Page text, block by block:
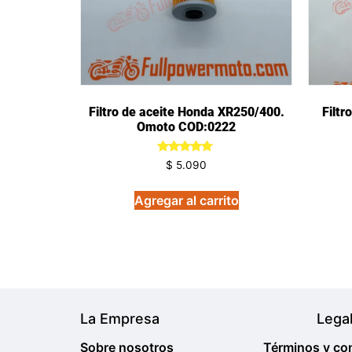
Filtro de aceite Honda XR250/400.
Omoto COD:0222
Valorado
en
de 5
$ 5.090
Agregar al carrito
La Empresa
Sobre nosotros Términos y